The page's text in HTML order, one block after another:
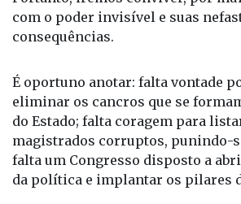
com o poder invisível e suas
consequências.
É oportuno anotar: falta vontade
eliminar os cancros que se
do Estado; falta coragem para
magistrados corruptos, punindo-
falta um Congresso disposto a
da política e implantar os pilares